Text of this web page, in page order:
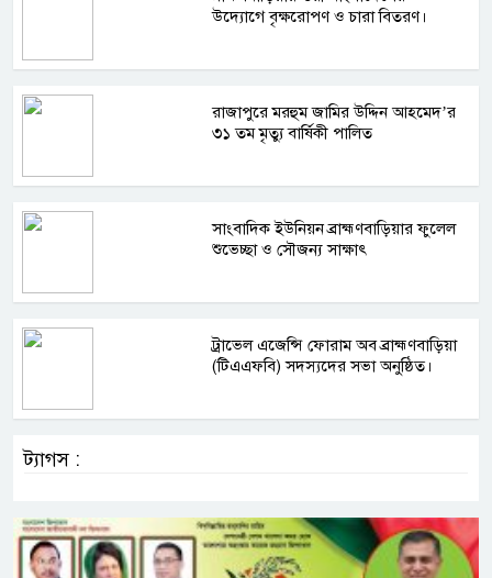
উদ্যোগে বৃক্ষরোপণ ও চারা বিতরণ।
রাজাপুরে মরহুম জামির উদ্দিন আহমেদ’র
৩১ তম মৃত্যু বার্ষিকী পালিত
সাংবাদিক ইউনিয়ন ব্রাহ্মণবাড়িয়ার ফুলেল
শুভেচ্ছা ও সৌজন্য সাক্ষাৎ
ট্রাভেল এজেন্সি ফোরাম অব ব্রাহ্মণবাড়িয়া
(টিএএফবি) সদস্যদের সভা অনুষ্ঠিত।
ট্যাগস :